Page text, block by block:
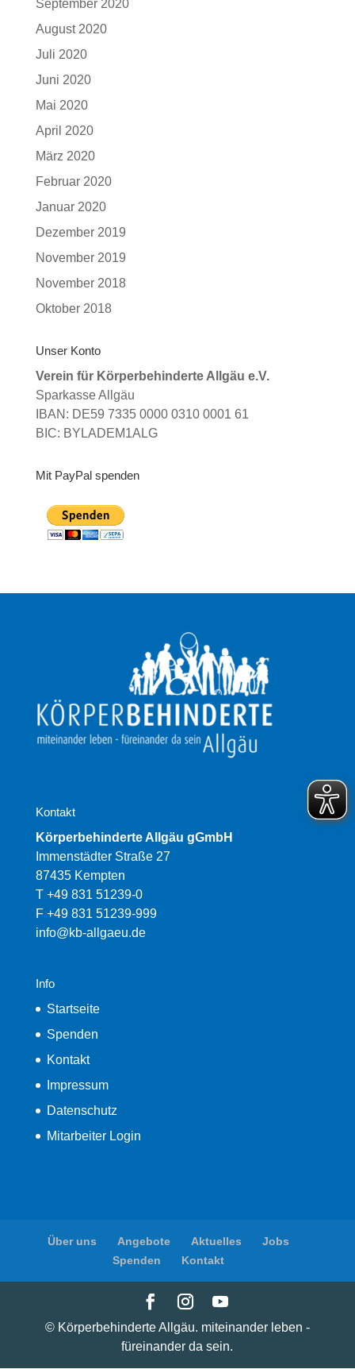
September 2020
August 2020
Juli 2020
Juni 2020
Mai 2020
April 2020
März 2020
Februar 2020
Januar 2020
Dezember 2019
November 2019
November 2018
Oktober 2018
Unser Konto
Verein für Körperbehinderte Allgäu e.V.
Sparkasse Allgäu
IBAN: DE59 7335 0000 0310 0001 61
BIC: BYLADEM1ALG
Mit PayPal spenden
Kontakt
Körperbehinderte Allgäu gGmbH
Immenstädter Straße 27
87435 Kempten
T +49 831 51239-0
F +49 831 51239-999
info@kb-allgaeu.de
Info
Startseite
Spenden
Kontakt
Impressum
Datenschutz
Mitarbeiter Login
Über uns Angebote Aktuelles
Jobs
Spenden
Kontakt
© Körperbehinderte Allgäu. miteinander leben -
füreinander da sein.